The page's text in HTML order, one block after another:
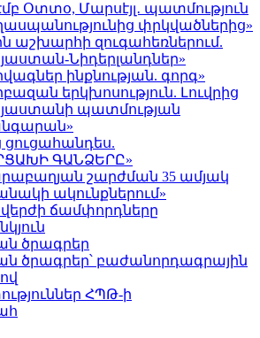
Օտտօ, Մարսէյլ․ պատմություն
փրկվածներից»
աշխարհի զուգահեռներում.
Նիդերլանդներ»
ինքնության. գորգ»
երկխոսություն. Լուվրից
պատմության
ցուցահանդես.
ԳԱՆՁԵՐԸ»
շարժման 35 ամյակ
ակունքներում»
ճամփորդները
ծրագրեր
ծրագրեր՝ բաժանորդագրային
ՀՊԹ-ի